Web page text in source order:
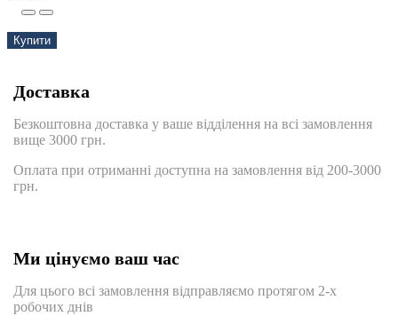
Купити
Доставка
Безкоштовна доставка у ваше відділення на всі замовлення
вище 3000 грн.
Оплата при отриманні доступна на замовлення від 200-3000
грн.
Ми цінуємо ваш час
Для цього всі замовлення відправляємо протягом 2-х
робочих днів